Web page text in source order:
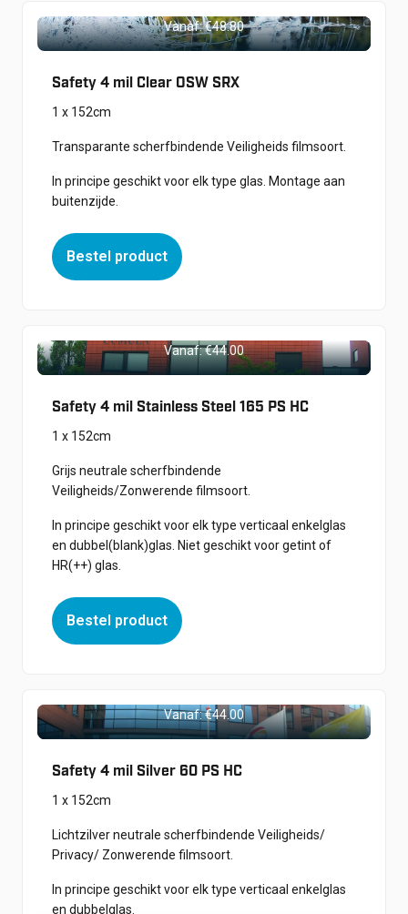
Vanaf:€48.80
Safety 4 mil Clear OSW SRX
1 x 152cm
Transparante scherfbindende Veiligheids filmsoort.
In principe geschikt voor elk type glas. Montage aan
buitenzijde.
Bestel product
Vanaf:€44.00
Safety 4 mil Stainless Steel 165 PS HC
1 x 152cm
Grijs neutrale scherfbindende
Veiligheids/Zonwerende filmsoort.
In principe geschikt voor elk type verticaal enkelglas
en dubbel(blank)glas. Niet geschikt voor getint of
HR(++) glas.
Bestel product
Vanaf:€44.00
Safety 4 mil Silver 60 PS HC
1 x 152cm
Lichtzilver neutrale scherfbindende Veiligheids/
Privacy/ Zonwerende filmsoort.
In principe geschikt voor elk type verticaal enkelglas
en dubbelglas.